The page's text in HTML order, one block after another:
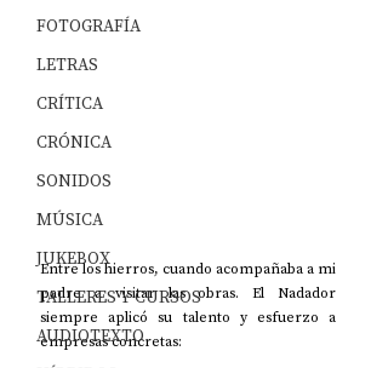
FOTOGRAFÍA
LETRAS
CRÍTICA
CRÓNICA
SONIDOS
MÚSICA
JUKEBOX
TALLERES Y CURSOS
AUDIOTEXTO
Entre los hierros, cuando acompañaba a mi
padre a visitar las obras. El Nadador
siempre aplicó su talento y esfuerzo a
empresas concretas: